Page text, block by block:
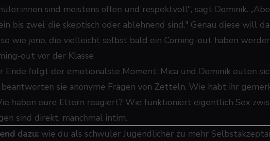
sind meistens offen und respektvoll", sagt Dominik.
bis zwei, die skeptisch oder ablehnend sind." Genau diese will
wie jene, die vielleicht selbst bald ein Coming-out haben
out vor der Klasse
Ende folgt der emotionalste Moment: Mica und Dominik outen
beantworten sie anonyme Fragen von Zetteln. Wie habt ihr
haben eure Eltern reagiert? Wie funktioniert eigentlich Sex
sind direkt, manchmal intim.
dazu: wie du als schwuler Jugendlicher zu mehr